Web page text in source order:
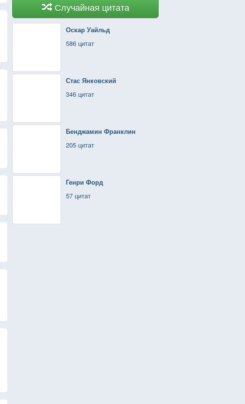
Случайная цитата
Оскар Уайльд
586 цитат
Стас Янковский
346 цитат
Бенджамин Франклин
205 цитат
Генри Форд
57 цитат